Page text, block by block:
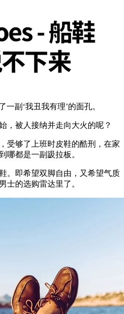
副‘我丑我有理’的面孔。
被人接纳并走向大火的呢？
够了上班时皮鞋的酷刑，在家
哪都是一副趿拉板。
即希望双脚自由，又希望气质
士的选购雷达里了。